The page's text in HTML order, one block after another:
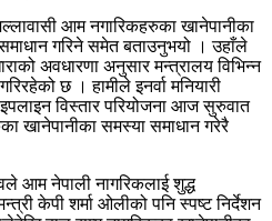
आम नगारिकहरुका खानेपानीका
गरिने समेत बताउनुभयो । उहाँले
अवधारणा अनुसार मन्त्रालय विभिन्न
छ । हामीले इनर्वा मनियारी
विस्तार परियोजना आज सुरुवात
खानेपानीका समस्या समाधान गरेरै
आम नेपाली नागरिकलाई शुद्ध
केपी शर्मा ओलीको पनि स्पष्ट निर्देशन